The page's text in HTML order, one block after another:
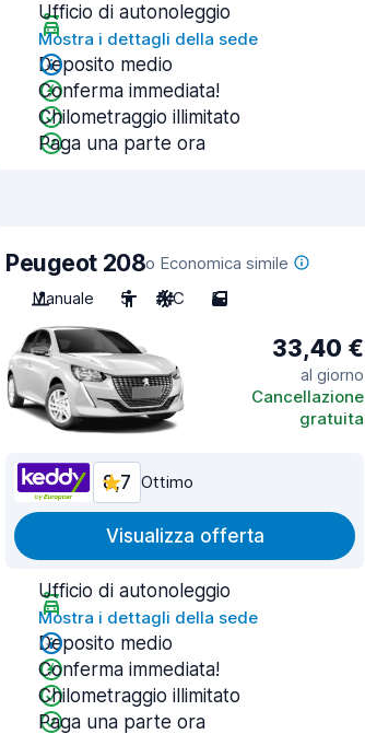
Ufficio di autonoleggio
Mostra i dettagli della sede
Deposito medio
Conferma immediata!
Chilometraggio illimitato
Paga una parte ora
Peugeot 208o Economica simile
Manuale
5 A/C 5
33,40 €
al giorno
Cancellazione
gratuita
8,7 Ottimo
Visualizza offerta
Ufficio di autonoleggio
Mostra i dettagli della sede
Deposito medio
Conferma immediata!
Chilometraggio illimitato
Paga una parte ora